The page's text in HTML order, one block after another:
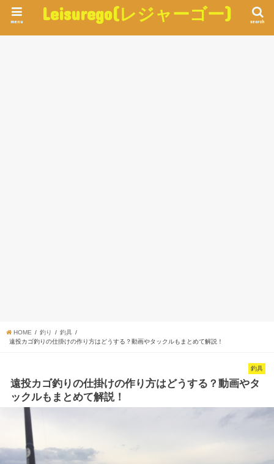
Leisurego(レジャーゴー) search
menu
HOME 釣り
釣具
遠投カゴ釣りの仕掛けの作り方はどうする？動画やタックルもまとめて解説！
釣具
遠投カゴ釣りの仕掛けの作り方はどうする？動画やタ
ックルもまとめて解説！